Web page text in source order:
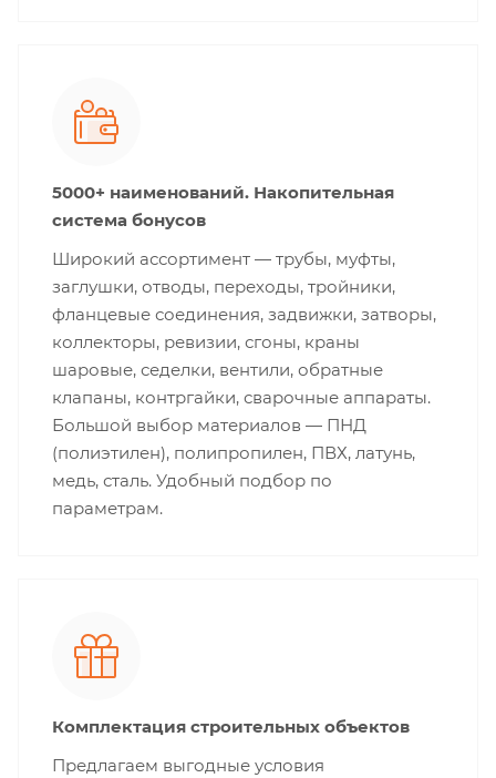
5000+ наименований. Накопительная
система бонусов
Широкий ассортимент — трубы, муфты,
заглушки, отводы, переходы, тройники,
фланцевые соединения, задвижки, затворы,
коллекторы, ревизии, сгоны, краны
шаровые, седелки, вентили, обратные
клапаны, контргайки, сварочные аппараты.
Большой выбор материалов — ПНД
(полиэтилен), полипропилен, ПВХ, латунь,
медь, сталь. Удобный подбор по
параметрам.
Комплектация строительных объектов
Предлагаем выгодные условия